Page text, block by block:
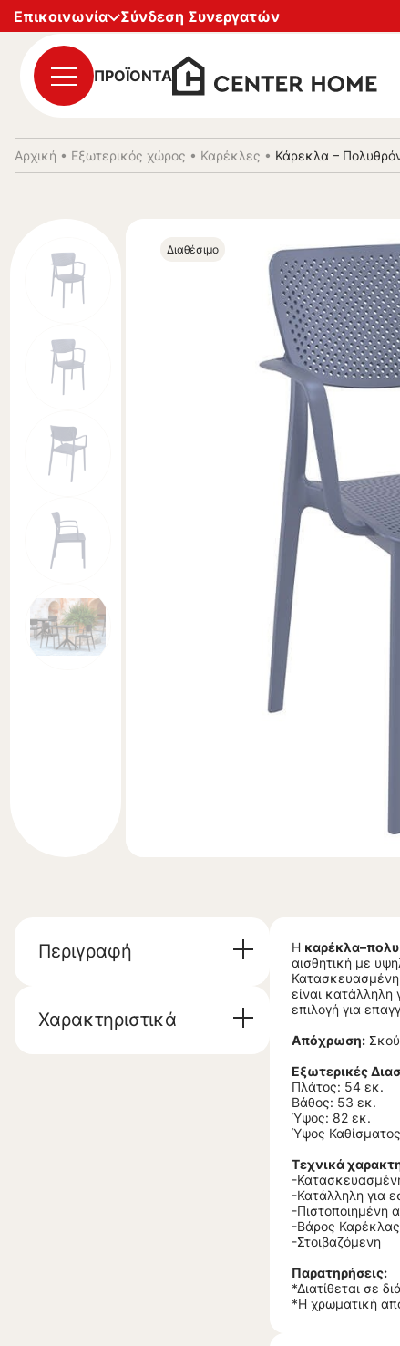
Επικοινωνία
Σύνδεση Συνεργατών
ΠΡΟΪΟΝΤΑ
Αρχική • Εξωτερικός χώρος • Καρέκλες • Κάρεκλα –
Διαθέσιμο
Περιγραφή
Χαρακτηριστικά
Η
αισθητική με
Κατασκευασμένη
είναι κατάλληλη
επιλογή για
Απόχρωση:
Εξωτερικές
Πλάτος: 54 εκ.
Βάθος: 53 εκ.
Ύψος: 82 εκ.
Ύψος
Τεχνικά
-
-Κατάλληλη για
-Πιστοποιημένη
-Βάρος
-Στοιβαζόμενη
Παρατηρήσεις:
*Διατίθεται σε
*Η χρωματική